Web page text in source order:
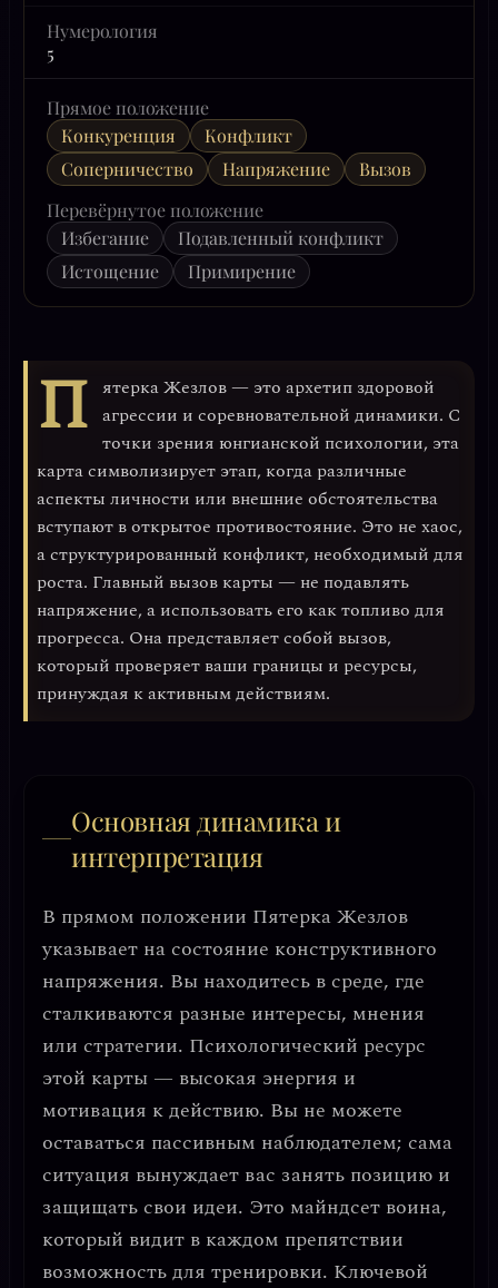
Нумерология
5
Прямое положение
Конкуренция
Конфликт
Соперничество
Напряжение
Вызов
Перевёрнутое положение
Избегание
Подавленный конфликт
Истощение
Примирение
П ятерка Жезлов— это архетип здоровой
агрессии и соревновательной динамики. С
точки зрения юнгианской психологии, эта
карта символизирует этап, когда различные
аспекты личности или внешние обстоятельства
вступают в открытое противостояние. Это не хаос,
а структурированный конфликт, необходимый для
роста. Главный вызов карты — не подавлять
напряжение, а использовать его как топливо для
прогресса. Она представляет собой вызов,
который проверяет ваши границы и ресурсы,
принуждая к активным действиям.
Основная динамика и
интерпретация
В прямом положении Пятерка Жезлов
указывает на состояние конструктивного
напряжения. Вы находитесь в среде, где
сталкиваются разные интересы, мнения
или стратегии. Психологический ресурс
этой карты — высокая энергия и
мотивация к действию. Вы не можете
оставаться пассивным наблюдателем; сама
ситуация вынуждает вас занять позицию и
защищать свои идеи. Это майндсет воина,
который видит в каждом препятствии
возможность для тренировки. Ключевой